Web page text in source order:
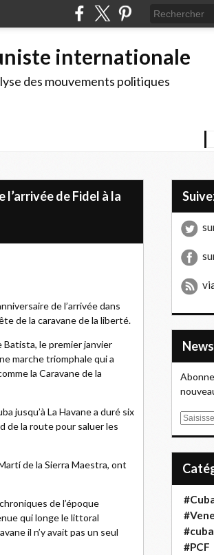
internationale
des mouvements politiques
l’arrivée de Fidel à la
de l’arrivée dans
de la caravane de la liberté.
Batista, le premier janvier
marche triomphale qui a
la Caravane de la
jusqu’à La Havane a duré six
de la route pour saluer les
de la Sierra Maestra, ont
de l’époque
qui longe le littoral
il n’y avait pas un seul
E
#cuba
#PCF